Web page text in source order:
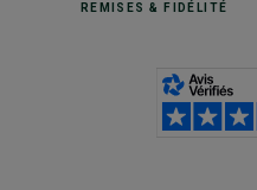
REMISES& FIDÉLITÉ